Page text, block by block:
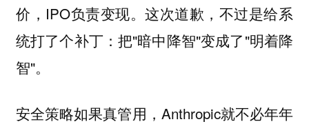
价，IPO负责变现。这次道歉，不过是给系
统打了个补丁：把"暗中降智"变成了"明着降
智"。
安全策略如果真管用，Anthropic就不必年年